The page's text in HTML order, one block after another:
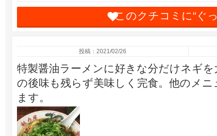
このクチコミに“ぐ
投稿：2021/02/26
特製醤油ラーメンに好きな分だけネギ
の後味も残らず美味しく完食。他のメ
ます。